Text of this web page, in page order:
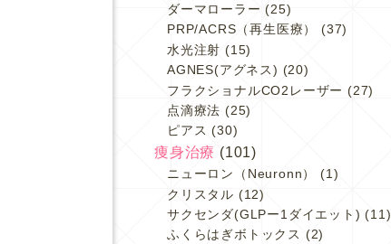
ダーマローラー (25)
PRP/ACRS（再生医療）
(37)
水光注射 (15)
AGNES(アグネス) (20)
フラクショナルCO2レーザー (27)
点滴療法 (25)
ピアス (30)
痩身治療 (101)
ニューロン（Neuronn）
(1)
クリスタル (12)
サクセンダ(GLPー1ダイエット) (11)
ふくらはぎボトックス (2)